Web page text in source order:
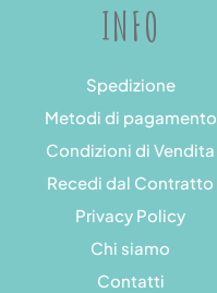
INFO
Spedizione
Metodi di pagamento
Condizioni di Vendita
Recedi dal Contratto
Privacy Policy
Chi siamo
Contatti